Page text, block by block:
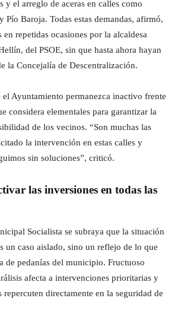
y el arreglo de aceras en calles como
Pío Baroja. Todas estas demandas, afirmó,
en repetidas ocasiones por la alcaldesa
del PSOE, sin que hasta ahora hayan
la Concejalía de Descentralización.
Ayuntamiento permanezca inactivo frente
considera elementales para garantizar la
de los vecinos. “Son muchas las
la intervención en estas calles y
sin soluciones”, criticó.
las inversiones en todas las
Socialista se subraya que la situación
un caso aislado, sino un reflejo de lo que
de pedanías del municipio. Fructuoso
afecta a intervenciones prioritarias y
repercuten directamente en la seguridad de